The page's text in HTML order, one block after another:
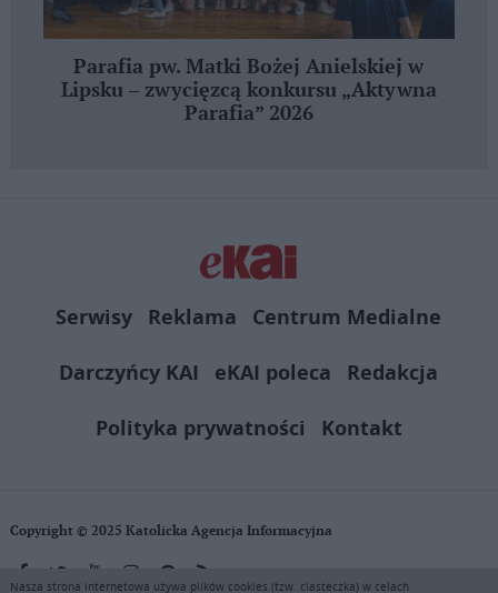
Parafia pw. Matki Bożej Anielskiej w
Lipsku – zwycięzcą konkursu „Aktywna
Parafia” 2026
Serwisy Reklama
Centrum Medialne
Darczyńcy KAI
eKAI poleca
Redakcja
Polityka prywatności
Kontakt
Copyright © 2025 Katolicka Agencja Informacyjna
Nasza strona internetowa używa plików cookies (tzw. ciasteczka) w celach